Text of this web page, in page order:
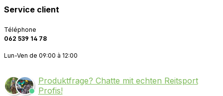
Service client
Téléphone
062 539 14 78
Lun-Ven de 09:00 à 12:00
Produktfrage? Chatte mit echten Reitsport
Profis!